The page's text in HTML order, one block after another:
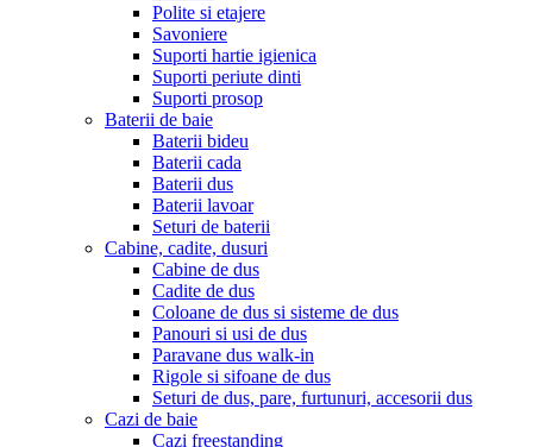
Polite si etajere
Savoniere
Suporti hartie igienica
Suporti periute dinti
Suporti prosop
Baterii de baie
Baterii bideu
Baterii cada
Baterii dus
Baterii lavoar
Seturi de baterii
Cabine, cadite, dusuri
Cabine de dus
Cadite de dus
Coloane de dus si sisteme de dus
Panouri si usi de dus
Paravane dus walk-in
Rigole si sifoane de dus
Seturi de dus, pare, furtunuri, accesorii dus
Cazi de baie
Cazi freestanding